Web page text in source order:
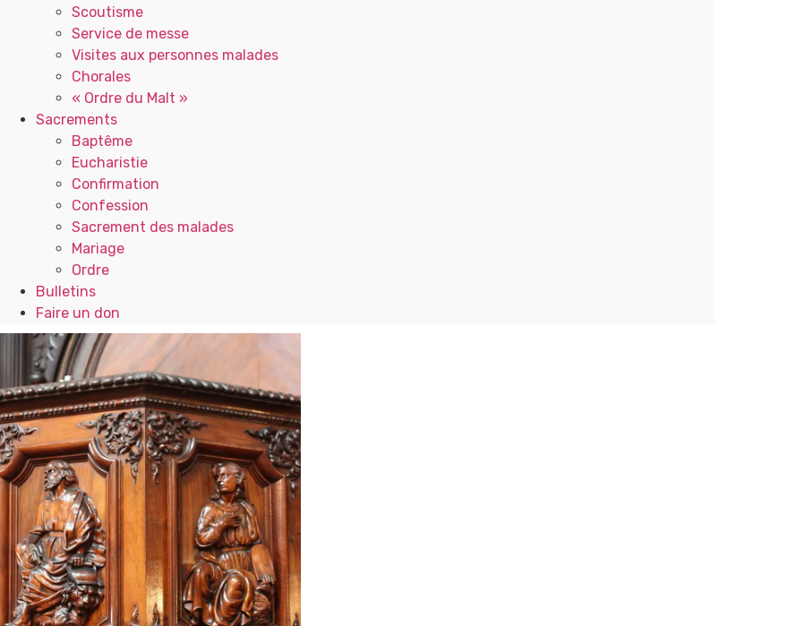
Scoutisme
Service de messe
Visites aux personnes malades
Chorales
« Ordre du Malt »
Sacrements
Baptême
Eucharistie
Confirmation
Confession
Sacrement des malades
Mariage
Ordre
Bulletins
Faire un don